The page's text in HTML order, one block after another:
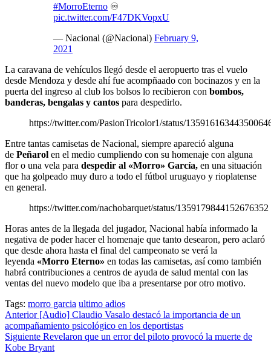
#MorroEterno ♾
pic.twitter.com/F47DKVopxU
— Nacional (@Nacional) February 9,
2021
La caravana de vehículos llegó desde el aeropuerto tras el vuelo
desde Mendoza y desde ahí fue acompñaado con bocinazos y en la
puerta del ingreso al club los bolsos lo recibieron con bombos,
banderas, bengalas y cantos para despedirlo.
https://twitter.com/PasionTricolor1/status/
Entre tantas camisetas de Nacional, siempre apareció alguna
de Peñarol en el medio cumpliendo con su homenaje con alguna
flor o una vela para despedir al «Morro» García, en una situación
que ha golpeado muy duro a todo el fútbol uruguayo y rioplatense
en general.
https://twitter.com/nachobarquet/status/1359179844152676352
Horas antes de la llegada del jugador, Nacional había informado la
negativa de poder hacer el homenaje que tanto desearon, pero aclaró
que desde ahora hasta el final del campeonato se verá la
leyenda «Morro Eterno» en todas las camisetas, así como también
habrá contribuciones a centros de ayuda de salud mental con las
ventas del nuevo modelo que iba a presentarse por otro motivo.
Tags: morro garcia ultimo adios
Post
navigation
Anterior[Audio] Claudio Vasalo destacó la importancia de un
acompañamiento psicológico en los deportistas
Siguiente Revelaron que un error del piloto provocó la muerte de
Kobe Bryant